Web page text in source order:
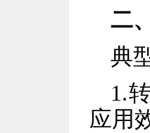
二
典
1.
应用